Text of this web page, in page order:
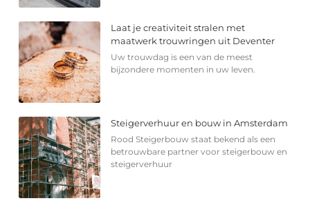
Laat je creativiteit stralen met
maatwerk trouwringen uit Deventer
Uw trouwdag is een van de meest
bijzondere momenten in uw leven.
Steigerverhuur en bouw in Amsterdam
Rood Steigerbouw staat bekend als een
betrouwbare partner voor steigerbouw en
steigerverhuur